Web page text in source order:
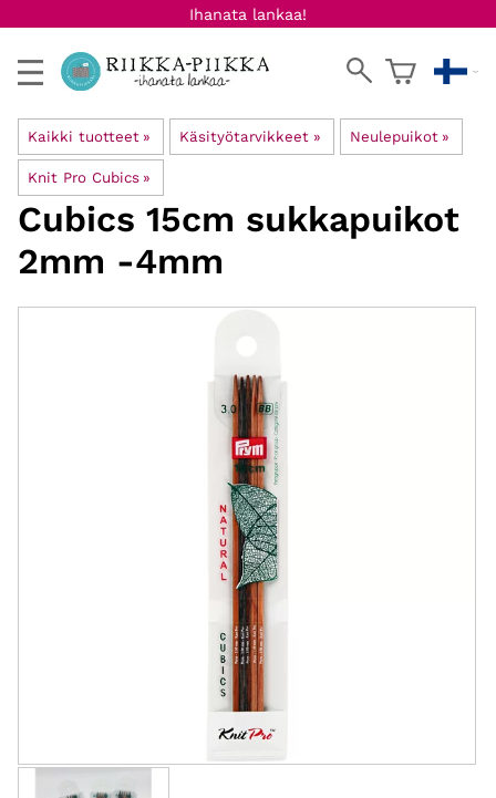
Ihanata lankaa!
Kaikki tuotteet ‪» Käsityötarvikkeet ‪» Neulepuikot ‪»
Knit Pro Cubics ‪»
Cubics 15cm sukkapuikot
2mm -4mm